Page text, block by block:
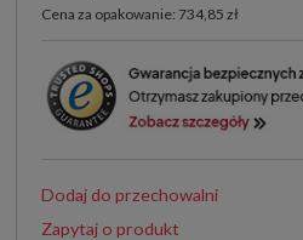
Cena za opakowanie: 734,85 zł
Dodaj do przechowalni
Zapytaj o produkt